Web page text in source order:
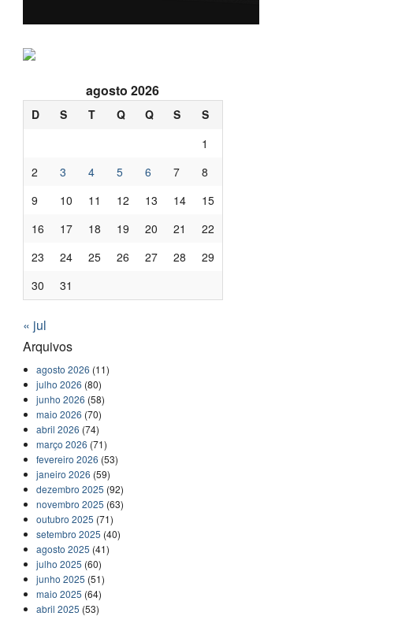
agosto 2026
D S T Q Q S
S
1
2
3 4 5 6 7
8
9
10 11 12 13 14
15
16
17 18 19 20 21
22
23
24 25 26 27 28
29
30
31
« jul
Arquivos
agosto 2026 (11)
julho 2026 (80)
junho 2026 (58)
maio 2026 (70)
abril 2026 (74)
março 2026 (71)
fevereiro 2026 (53)
janeiro 2026 (59)
dezembro 2025 (92)
novembro 2025 (63)
outubro 2025 (71)
setembro 2025 (40)
agosto 2025 (41)
julho 2025 (60)
junho 2025 (51)
maio 2025 (64)
abril 2025 (53)